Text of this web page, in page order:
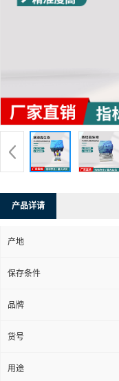
产品详请
产地
保存条件
品牌
货号
用途